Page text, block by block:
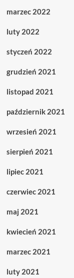
marzec 2022
luty 2022
styczeń 2022
grudzień 2021
listopad 2021
październik 2021
wrzesień 2021
sierpień 2021
lipiec 2021
czerwiec 2021
maj 2021
kwiecień 2021
marzec 2021
luty 2021